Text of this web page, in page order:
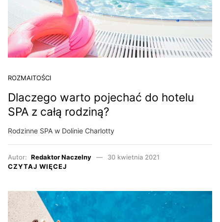
ROZMAITOŚCI
Dlaczego warto pojechać do hotelu
SPA z całą rodziną?
Rodzinne SPA w Dolinie Charlotty
Autor: Redaktor Naczelny
30 kwietnia 2021
CZYTAJ WIĘCEJ